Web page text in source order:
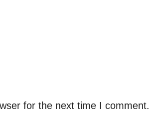
for the next time I comment.